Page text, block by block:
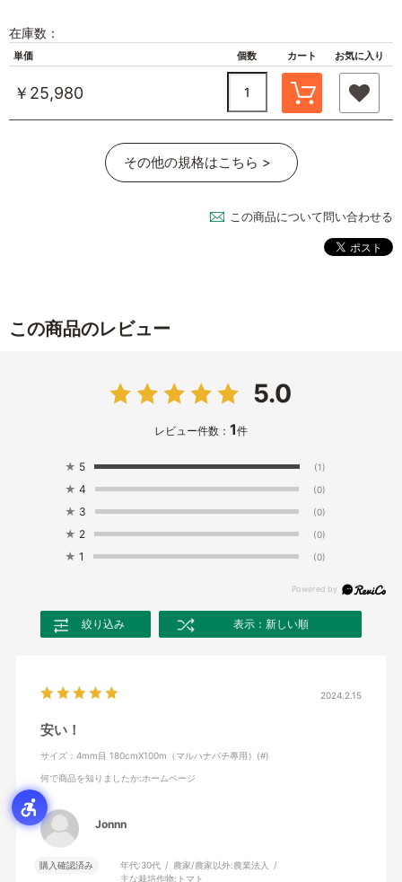
在庫数：
単価 個数 カート お気に入り
￥25,980
その他の規格はこちら >
この商品について問い合わせる
この商品のレビュー
5.0
レビュー件数： 1件
★ 5 (1)
★ 4 (0)
★ 3 (0)
★ 2 (0)
★ 1 (0)
絞り込み 表示：新しい順
2024.2.15
安い！
サイズ：4mm目 180cmX100m（マルハナバチ專用）(#)
何で商品を知りましたか:ホームページ
Jonnn
購入確認済み 年代:30代 農家/農家以外:農業法人
主な栽培作物: トマト